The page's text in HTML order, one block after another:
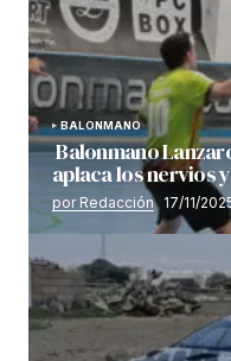
BALONMANO
Balonmano
aplaca los nervios
por Redacción 17/11/